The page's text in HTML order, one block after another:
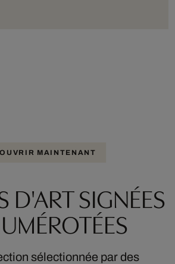
MAINTENANT
SIGNÉES
sélectionnée par des